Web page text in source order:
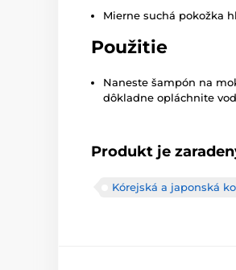
Mierne suchá pokožka
Použitie
Naneste šampón na
dôkladne opláchnite
Produkt je
Kórejská a japonská